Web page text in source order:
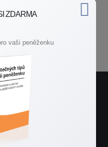
radu?
mnou.
ZDARMA
vaši peněženku